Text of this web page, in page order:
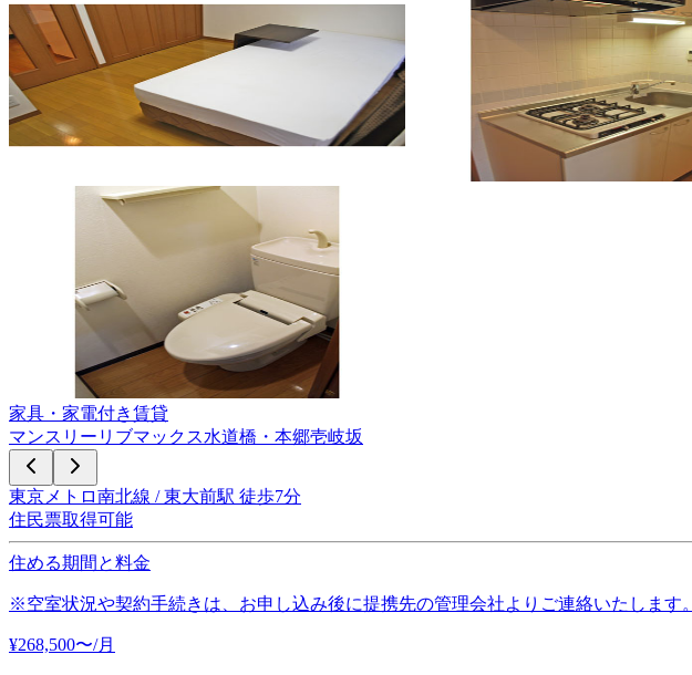
家具・家電付き賃貸
マンスリーリブマックス水道橋・本郷壱岐坂
東京メトロ南北線 / 東大前駅 徒歩7分
住民票取得可能
住める期間と料金
※空室状況や契約手続きは、お申し込み後に提携先の管理会社よりご連絡いたします。
¥268,500〜/月